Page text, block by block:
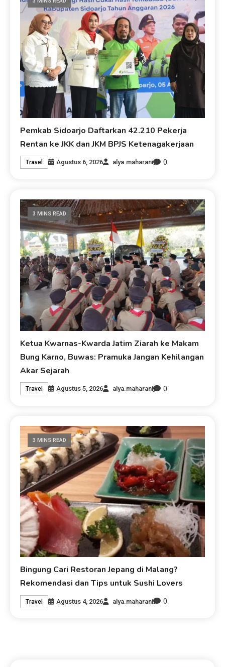
Pemkab Sidoarjo Daftarkan 42.210 Pekerja
Rentan ke JKK dan JKM BPJS Ketenagakerjaan
Travel Agustus 6, 2026 alya.maharani 0
3 MINS READ
Ketua Kwarnas-Kwarda Jatim Ziarah ke Makam
Bung Karno, Buwas: Pramuka Jangan Kehilangan
Akar Sejarah
Travel Agustus 5, 2026 alya.maharani 0
3 MINS READ
Bingung Cari Restoran Jepang di Malang?
Rekomendasi dan Tips untuk Sushi Lovers
Travel Agustus 4, 2026 alya.maharani 0